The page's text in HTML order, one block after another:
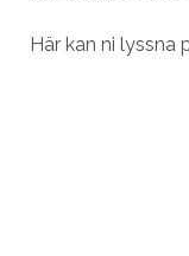
Här kan ni lyssna